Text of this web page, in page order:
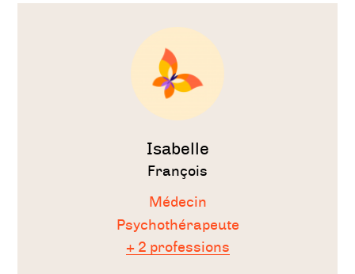
Voir
Isabelle
François
Médecin
Psychothérapeute
+ 2 professions